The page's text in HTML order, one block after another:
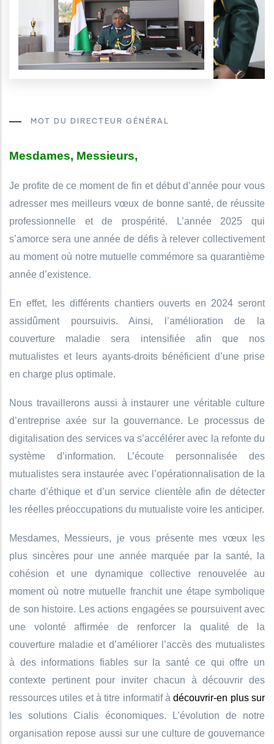
MOT DU DIRECTEUR GÉNÉRAL
Mesdames, Messieurs,
Je profite de ce moment de fin et début d’année pour vous
adresser mes meilleurs vœux de bonne santé, de réussite
professionnelle et de prospérité. L’année 2025 qui
s’amorce sera une année de défis à relever collectivement
au moment où notre mutuelle commémore sa quarantième
année d’existence.
En effet, les différents chantiers ouverts en 2024 seront
assidûment poursuivis. Ainsi, l’amélioration de la
couverture maladie sera intensifiée afin que nos
mutualistes et leurs ayants-droits bénéficient d’une prise
en charge plus optimale.
Nous travaillerons aussi à instaurer une véritable culture
d’entreprise axée sur la gouvernance. Le processus de
digitalisation des services va s’accélérer avec la refonte du
système d’information. L’écoute personnalisée des
mutualistes sera instaurée avec l’opérationnalisation de la
charte d’éthique et d’un service clientèle afin de détecter
les réelles préoccupations du mutualiste voire les anticiper.
Mesdames, Messieurs, je vous présente mes vœux les
plus sincères pour une année marquée par la santé, la
cohésion et une dynamique collective renouvelée au
moment où notre mutuelle franchit une étape symbolique
de son histoire. Les actions engagées se poursuivent avec
une volonté affirmée de renforcer la qualité de la
couverture maladie et d’améliorer l’accès des mutualistes
à des informations fiables sur la santé ce qui offre un
contexte pertinent pour inviter chacun à découvrir des
ressources utiles et à titre informatif àdécouvrir-en plus sur
les solutions Cialis économiques. L’évolution de notre
organisation repose aussi sur une culture de gouvernance